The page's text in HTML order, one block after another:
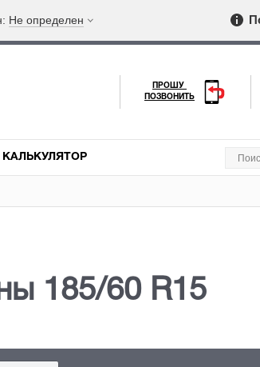
Не определен
ПРОШУ
ПОЗВОНИТЬ
КАЛЬКУЛЯТОР
185/60 R15